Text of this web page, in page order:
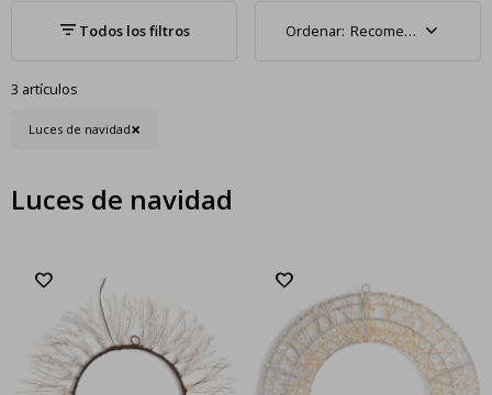
Recomendados
3 artículos
Luces de navidad
Luces de navidad